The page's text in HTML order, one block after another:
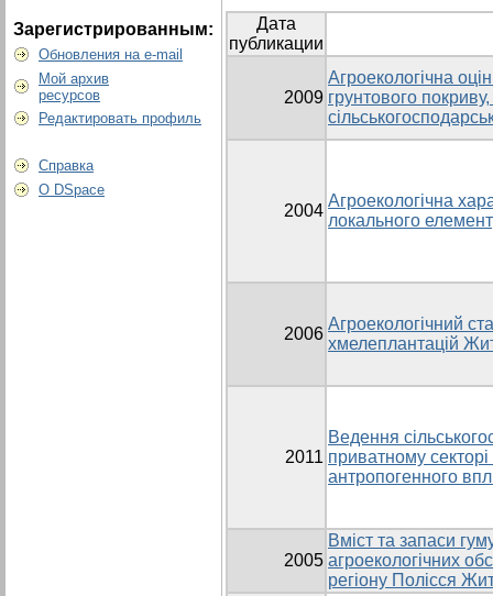
Зарегистрированным:
Обновления на e-mail
Мой архив
ресурсов
Редактировать профиль
Справка
О DSpace
Дата
публикации
2009
Агроекологічна
грунтового
2004
Агроекологічна
локального
2006
Агроекологічний
хмелеплантацій
2011
Ведення
приватному
антропогенного
2005
Вміст та запаси
агроекологічних
регіону Полісся